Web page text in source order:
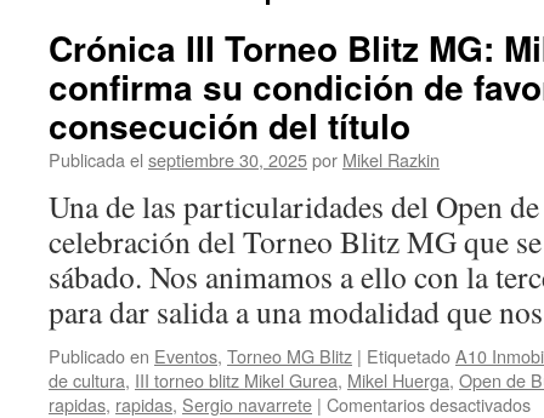
Crónica III Torneo Blitz MG:
confirma su condición de
consecución del título
Publicada el septiembre 30, 2025por Mikel Razkin
Una de las particularidades del Open
celebración del Torneo Blitz MG que
sábado. Nos animamos a ello con la
para dar salida a una modalidad que
Publicado en Eventos, Torneo MG Blitz | EtiquetadoA10
de cultura, III torneo blitz Mikel Gurea, Mikel Huerga, Open de
rapidas, rapidas, Sergio navarrete | Comentarios desactivados